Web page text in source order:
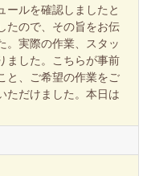
ールを確認しましたと
たので、その旨をお伝
。実際の作業、スタッ
ました。こちらが事前
と、ご希望の作業をご
ただけました。本日は